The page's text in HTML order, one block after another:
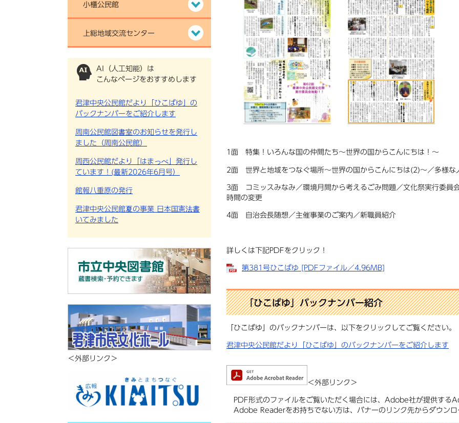
小櫃公民館
上総地域交流センター
AI（人工知能）は
こんなページをおすすめします
君津中央公民館だより「ひこばゆ」の
バックナンバーをご紹介します
周南公民館図書室のお知らせを発行し
ました（周南公民館）
周西公民館だより「はまっぺ」発行し
ています！(最新2026年6月号）
館報八重原の発行
君津中央公民館夏の事業 日本国憲法書
いてみました
＜外部リンク＞
1面 特集！いろんな国の仲間たち〜世界の国からこんにちは！〜
2面 世界と地域をつなぐ場所〜世界の国からこんにちは(2)〜／多様な
3面 コミッスみなみ／環境月間から考えるごみ問題／文化祭実行委員
時間の変更
4面 自治会長随想／主催事業のご案内／新職員紹介
詳しくは下記PDFをクリック！
第381号ひこばゆ [PDFファイル／4.96MB]
「ひこばゆ」バックナンバー紹介
「ひこばゆ」のバックナンバーは、以下をクリックしてご覧ください。
君津中央公民館だより「ひこばゆ」のバックナンバーをご紹介します
＜外部リンク＞
PDF形式のファイルをご覧いただく場合には、Adobe社が提供する
Adobe Readerをお持ちでない方は、バナーのリンク先からダウン